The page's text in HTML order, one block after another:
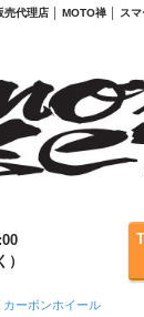
売代理店 │ MOTO禅 │ スマ
カーボンホイール